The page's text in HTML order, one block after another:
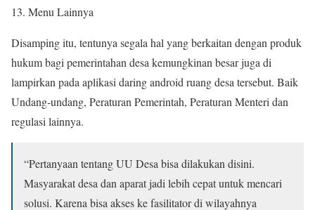
13. Menu Lainnya
Disamping itu, tentunya segala hal yang berkaitan dengan produk
hukum bagi pemerintahan desa kemungkinan besar juga di
lampirkan pada aplikasi daring android ruang desa tersebut. Baik
Undang-undang, Peraturan Pemerintah, Peraturan Menteri dan
regulasi lainnya.
“Pertanyaan tentang UU Desa bisa dilakukan disini.
Masyarakat desa dan aparat jadi lebih cepat untuk mencari
solusi. Karena bisa akses ke fasilitator di wilayahnya